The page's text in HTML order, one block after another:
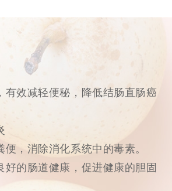
有效减轻便秘，降低结肠直肠癌
，消除消化系统中的毒素。
好的肠道健康，促进健康的胆固